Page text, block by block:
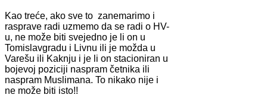
Kao treće, ako sve to zanemarimo i
rasprave radi uzmemo da se radi o HV-
u, ne može biti svejedno je li on u
Tomislavgradu i Livnu ili je možda u
Varešu ili Kaknju i je li on stacioniran u
bojevoj poziciji naspram četnika ili
naspram Muslimana. To nikako nije i
ne može biti isto!!